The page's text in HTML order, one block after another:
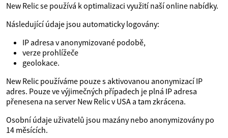
New Relic se používá k optimalizaci využití naší online nabídky.
Následující údaje jsou automaticky logovány:
IP adresa v anonymizované podobě,
verze prohlížeče
geolokace.
New Relic používáme pouze s aktivovanou anonymizací IP
adres. Pouze ve výjimečných případech je plná IP adresa
přenesena na server New Relic v USA a tam zkrácena.
Osobní údaje uživatelů jsou mazány nebo anonymizovány po
14 měsících.